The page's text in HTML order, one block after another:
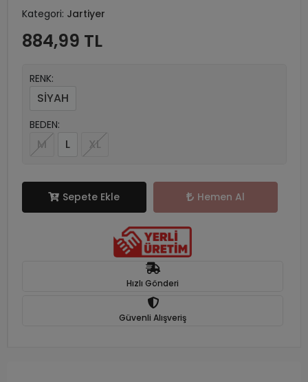
Kategori: Jartiyer
884,99 TL
RENK:
SİYAH
BEDEN:
M L XL
Sepete Ekle Hemen Al
Hızlı Gönderi
Güvenli Alışveriş